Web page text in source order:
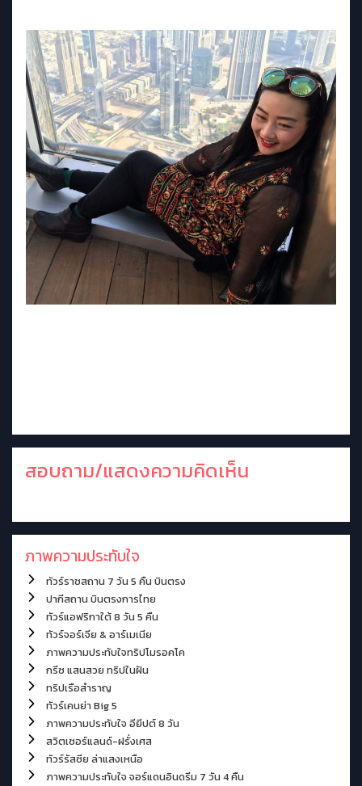
สอบถาม/แสดงความคิดเห็น
ภาพความประทับใจ
ทัวร์ราชสถาน 7 วัน 5 คืน บินตรง
ปากีสถาน บินตรงการไทย
ทัวร์แอฟริกาใต้ 8 วัน 5 คืน
ทัวร์จอร์เจีย & อาร์เมเนีย
ภาพความประทับใจทริปโมรอคโค
กรีซ แสนสวย ทริปในฝัน
ทริปเรือสำราญ
ทัวร์เคนย่า Big 5
ภาพความประทับใจ อียีปต์ 8 วัน
สวิตเซอร์แลนด์-ฝรั่งเศส
ทัวร์รัสซีย ล่าแสงเหนือ
ภาพความประทับใจ จอร์แดนอินดรีม 7 วัน 4 คืน